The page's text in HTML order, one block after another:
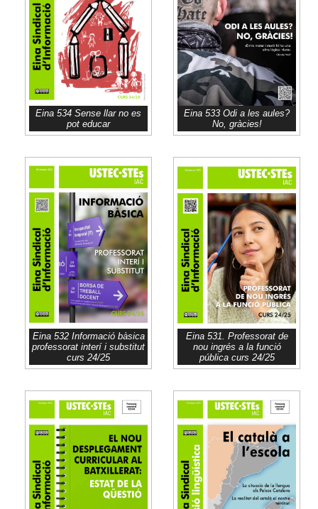
Eina 534 Sense llar no es
pot educar
Eina 533 Odi a les aules?
No, gràcies!
Eina 532 Informació bàsica
professorat interí i substitut
curs 24/25
Eina 531. Professorat de
nou ingrés a la funció
pública curs 24/25